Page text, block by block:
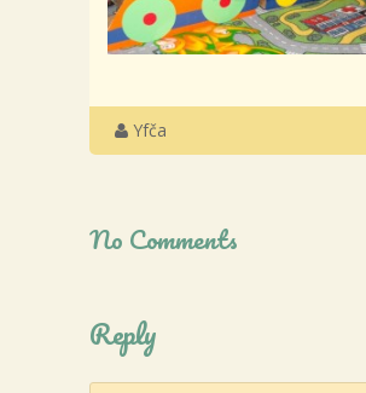
Yfča
No Comments
Reply